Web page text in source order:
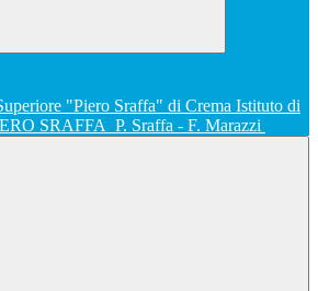
Istituto di
SRAFFA P. Sraffa - F. Marazzi